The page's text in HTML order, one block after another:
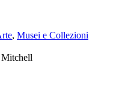
, Musei e Collezioni